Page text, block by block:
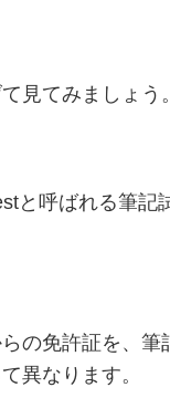
見てみましょう。
と呼ばれる筆記
の免許証を、筆
異なります。